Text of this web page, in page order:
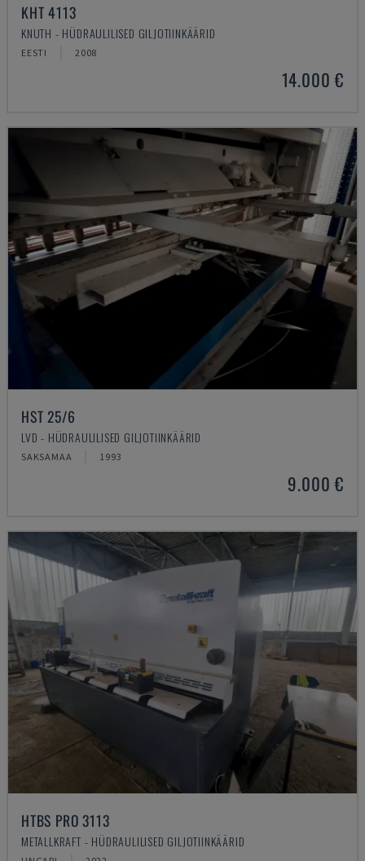
KHT 4113
KNUTH - HÜDRAULILISED GILJOTIINKÄÄRID
EESTI 2008
14.000 €
HST 25/6
LVD - HÜDRAULILISED GILJOTIINKÄÄRID
SAKSAMAA 1993
9.000 €
HTBS PRO 3113
METALLKRAFT - HÜDRAULILISED GILJOTIINKÄÄRID